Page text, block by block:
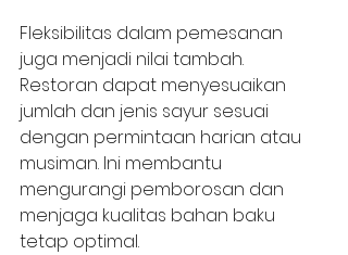
Fleksibilitas dalam pemesanan
juga menjadi nilai tambah.
Restoran dapat menyesuaikan
jumlah dan jenis sayur sesuai
dengan permintaan harian atau
musiman. Ini membantu
mengurangi pemborosan dan
menjaga kualitas bahan baku
tetap optimal.